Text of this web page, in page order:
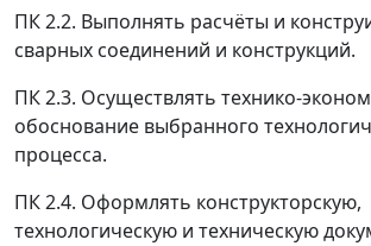
ПК 2.2. Выполнять расчёты и
сварных соединений и конструкций.
ПК 2.3. Осуществлять технико-
обоснование выбранного
процесса.
ПК 2.4. Оформлять конструкторскую,
технологическую и техническую